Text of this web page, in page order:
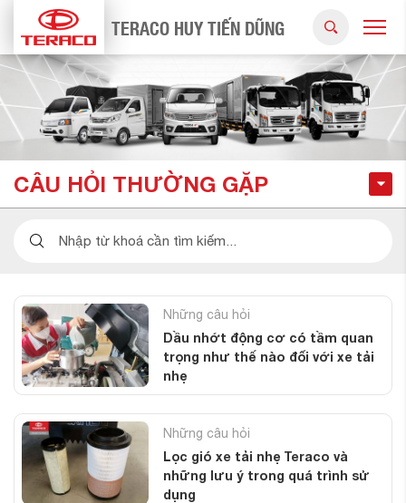
TERACO HUY TIẾN DŨNG
CÂU HỎI THƯỜNG GẶP
Những câu hỏi
Dầu nhớt động cơ có tầm quan
trọng như thế nào đối với xe tải
nhẹ
Những câu hỏi
Lọc gió xe tải nhẹ Teraco và
những lưu ý trong quá trình sử
dụng